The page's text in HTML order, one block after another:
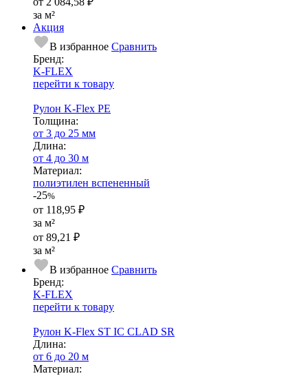
за м²
Акция
В избранное Сравнить
Бренд:
K-FLEX
перейти к товару
Рулон K-Flex PE
Тол­щи­на:
от 3 до 25 мм
Длина:
от 4 до 30 м
Ма­­те­­ри­­ал:
полиэтилен вспененный
-25%
от 118,95 ₽
за м²
от 89,21 ₽
за м²
В избранное Сравнить
Бренд:
K-FLEX
перейти к товару
Рулон K-Flex ST IC CLAD SR
Длина:
от 6 до 20 м
Ма­­те­­ри­­ал: